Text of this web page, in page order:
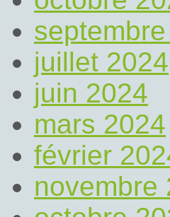
juillet 2024
juin 2024
mars 2024
février
novembre